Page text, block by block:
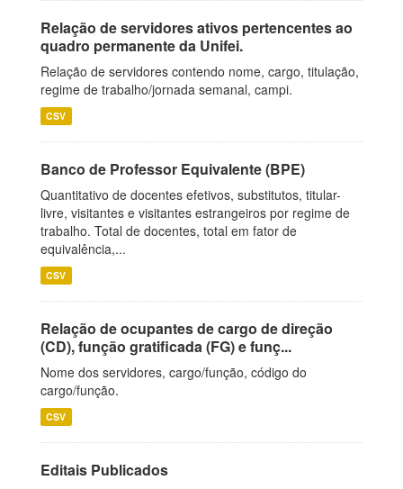
Relação de servidores ativos pertencentes ao
quadro permanente da Unifei.
Relação de servidores contendo nome, cargo, titulação,
regime de trabalho/jornada semanal, campi.
CSV
Banco de Professor Equivalente (BPE)
Quantitativo de docentes efetivos, substitutos, titular-
livre, visitantes e visitantes estrangeiros por regime de
trabalho. Total de docentes, total em fator de
equivalência,...
CSV
Relação de ocupantes de cargo de direção
(CD), função gratificada (FG) e funç...
Nome dos servidores, cargo/função, código do
cargo/função.
CSV
Editais Publicados